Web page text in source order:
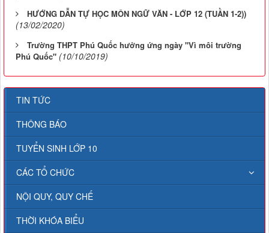
HƯỚNG DẪN TỰ HỌC MÔN NGỮ VĂN - LỚP 12 (TUẦN 1-2))
(13/02/2020)
Trường THPT Phú Quốc hưởng ứng ngày "Vì môi trường
Phú Quốc" (10/10/2019)
TIN TỨC
THÔNG BÁO
TUYỂN SINH LỚP 10
CÁC TỔ CHỨC
NỘI QUY, QUY CHẾ
THỜI KHÓA BIỂU